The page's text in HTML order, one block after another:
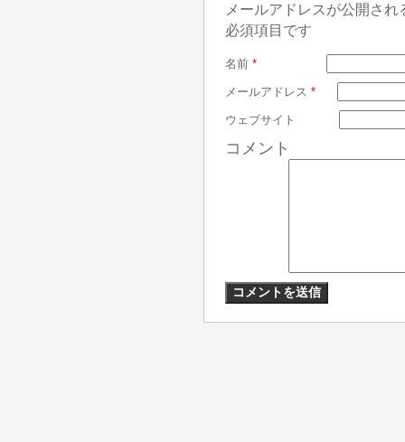
メールアドレスが公開さ
必須項目です
名前 *
メールアドレス *
ウェブサイト
コメント